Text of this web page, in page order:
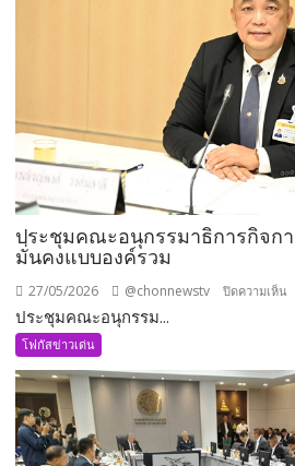
ประชุมคณะอนุกรรมาธิการกิจก
มั่นคงแบบองค์รวม
27/05/2026 @chonnewstv ปิดความเห็น
ประชุมคณะอนุกรรม...
โฟกัสข่าวเด่น